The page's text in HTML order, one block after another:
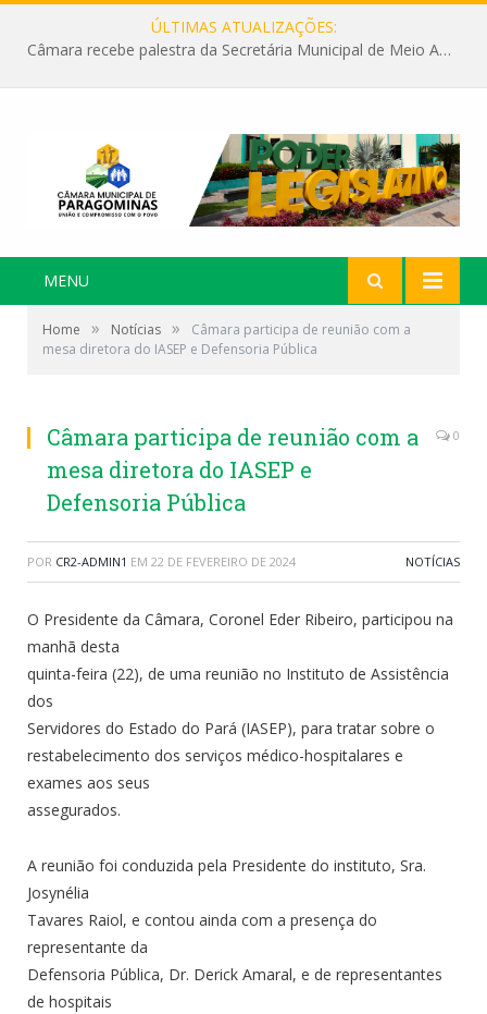
ÚLTIMAS ATUALIZAÇÕES:
Câmara recebe palestra da Secretária Municipal de Meio Ambiente sobre as ações da “SEMANA DO MEIO AMBIENTE”
MENU
Home » Notícias »
Câmara participa de reunião com a
mesa diretora do IASEP e Defensoria Pública
Câmara participa de reunião com a
mesa diretora do IASEP e
Defensoria Pública
0
POR CR2-ADMIN1 EM 22 DE FEVEREIRO DE 2024 NOTÍCIAS
O Presidente da Câmara, Coronel Eder Ribeiro, participou na
manhã desta
quinta-feira (22), de uma reunião no Instituto de Assistência
dos
Servidores do Estado do Pará (IASEP), para tratar sobre o
restabelecimento dos serviços médico-hospitalares e
exames aos seus
assegurados.
A reunião foi conduzida pela Presidente do instituto, Sra.
Josynélia
Tavares Raiol, e contou ainda com a presença do
representante da
Defensoria Pública, Dr. Derick Amaral, e de representantes
de hospitais